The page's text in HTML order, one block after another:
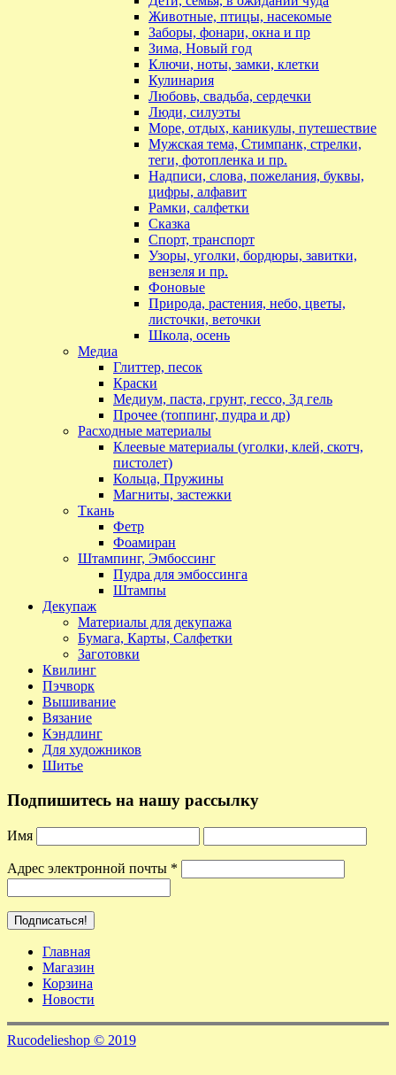
Животные, птицы, насекомые
Заборы, фонари, окна и пр
Зима, Новый год
Ключи, ноты, замки, клетки
Кулинария
Любовь, свадьба, сердечки
Люди, силуэты
Море, отдых, каникулы, путешествие
Мужская тема, Стимпанк, стрелки,
теги, фотопленка и пр.
Надписи, слова, пожелания, буквы,
цифры, алфавит
Рамки, салфетки
Сказка
Спорт, транспорт
Узоры, уголки, бордюры, завитки,
вензеля и пр.
Фоновые
Природа, растения, небо, цветы,
листочки, веточки
Школа, осень
Медиа
Глиттер, песок
Краски
Медиум, паста, грунт, гессо, 3д гель
Прочее (топпинг, пудра и др)
Расходные материалы
Клеевые материалы (уголки, клей, скотч,
пистолет)
Кольца, Пружины
Магниты, застежки
Ткань
Фетр
Фоамиран
Штампинг, Эмбоссинг
Пудра для эмбоссинга
Штампы
Декупаж
Материалы для декупажа
Бумага, Карты, Салфетки
Заготовки
Квилинг
Пэчворк
Вышивание
Вязание
Кэндлинг
Для художников
Шитье
Подпишитесь на нашу рассылку
Имя
Адрес электронной почты *
Главная
Магазин
Корзина
Новости
Rucodelieshop © 2019